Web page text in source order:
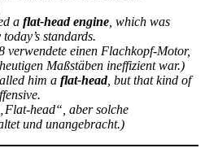
a flat-head engine , which was
standards.
verwendete einen Flachkopf-Motor,
Maßstäben ineffizient war.)
him a flat-head, but that kind of
head“, aber solche
und unangebracht.)